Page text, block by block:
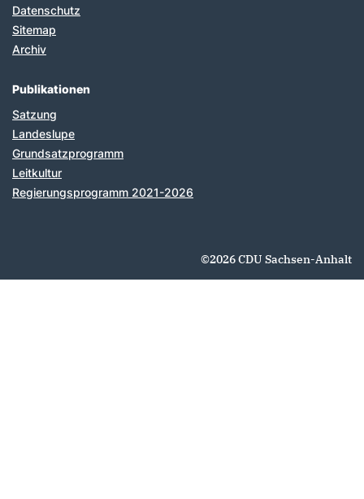
Datenschutz
Sitemap
Archiv
Publikationen
Satzung
Landeslupe
Grundsatzprogramm
Leitkultur
Regierungsprogramm 2021-2026
©2026 CDU Sachsen-Anhalt